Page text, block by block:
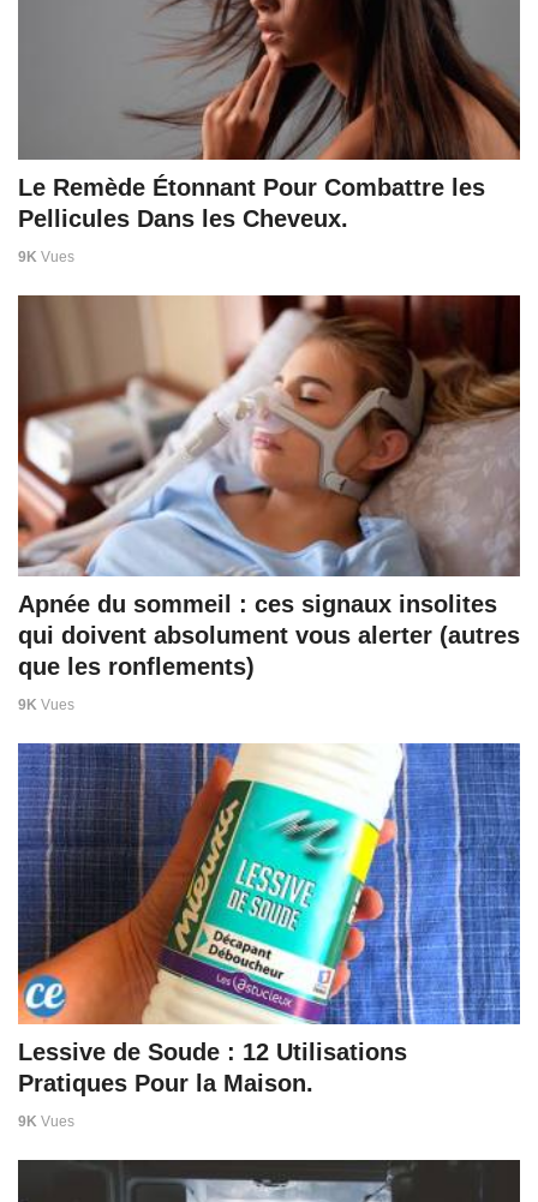
Le Remède Étonnant Pour Combattre les
Pellicules Dans les Cheveux.
9K Vues
Apnée du sommeil : ces signaux insolites
qui doivent absolument vous alerter (autres
que les ronflements)
9K Vues
Lessive de Soude : 12 Utilisations
Pratiques Pour la Maison.
9K Vues